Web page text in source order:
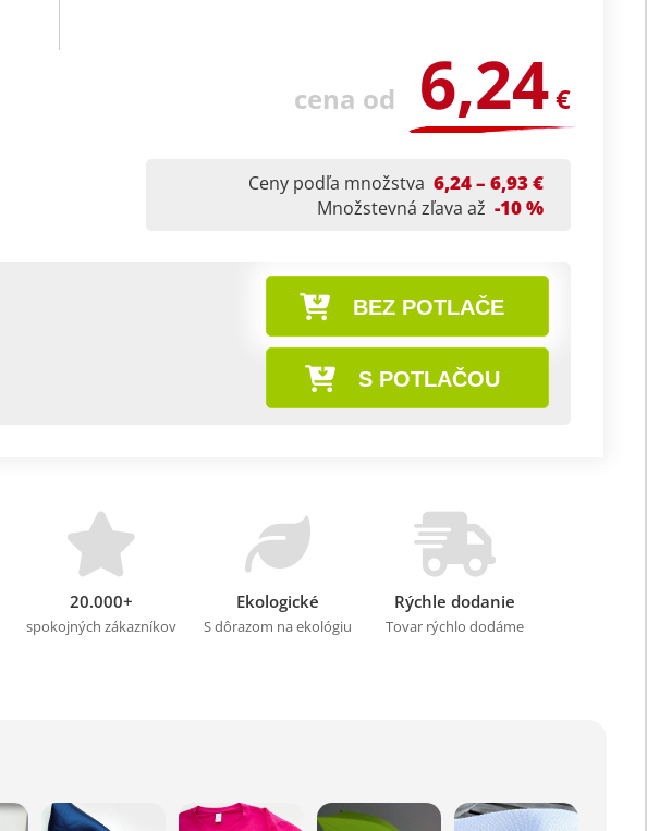
cena od 6,24€
Ceny podľa množstva 6,24 – 6,93 €
Množstevná zľava až -10 %
BEZ POTLAČE
S POTLAČOU
20.000+
spokojných zákazníkov
Ekologické
S dôrazom na ekológiu
Rýchle dodanie
Tovar rýchlo dodáme